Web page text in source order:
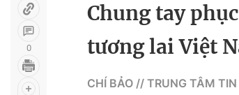
An Sinh
Công nghệ
0
Chung tay
tương lai Việt
CHÍ BẢO // TRUNG TÂM